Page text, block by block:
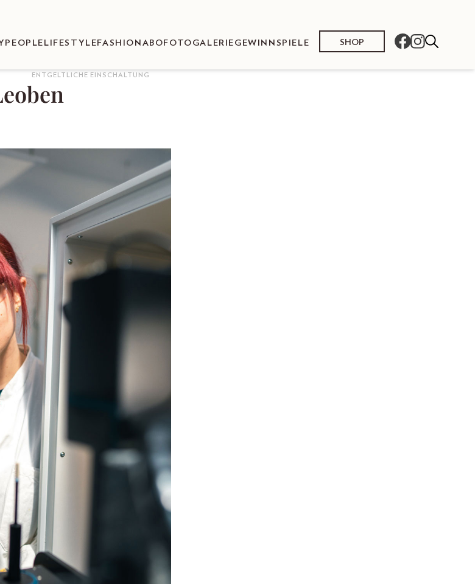
PEOPLE LIFESTYLEFASHION ABOFOTOGALERIE GEWINNSPIELE SHOP
ENTGELTLICHE EINSCHALTUNG